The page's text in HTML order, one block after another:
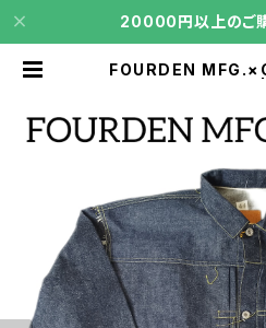
20000円以上のご
FOURDEN